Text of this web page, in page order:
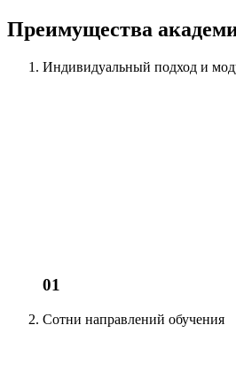
Преимущества
Индивидуальный подход и
01
Сотни направлений обучения